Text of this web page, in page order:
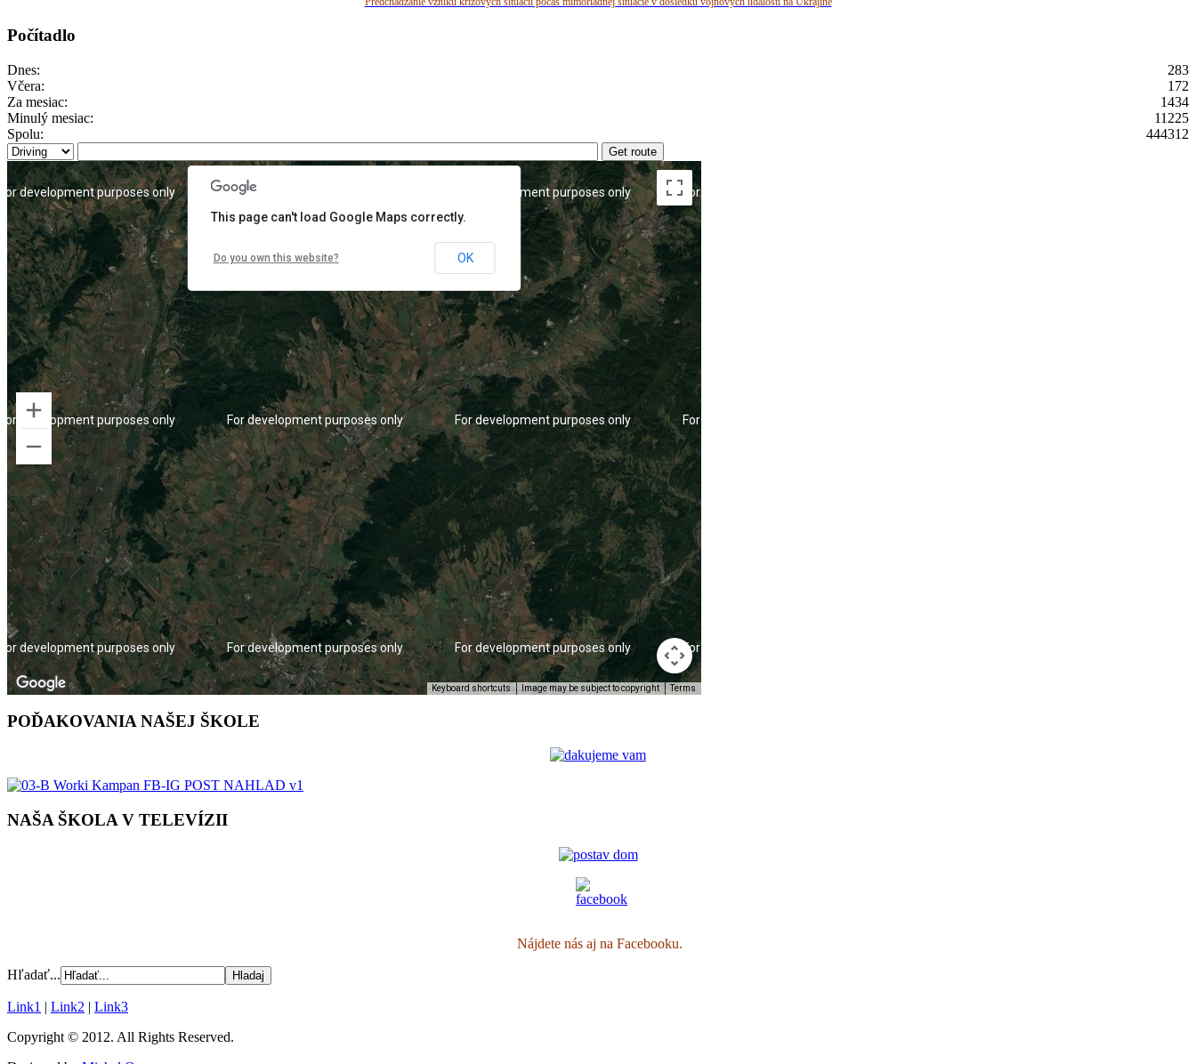
Počítadlo
Dnes:
283
Včera:
172
Za mesiac:
1434
Minulý mesiac:
11225
Spolu:
444312
Get route
For development purposes only
For development purposes only
For development purposes only
For development purposes only
For development purposes only
For development purposes only
For development purposes only
For development purposes only
For development purposes only
For development purposes only
For development purposes only
For development purposes only
Keyboard shortcuts Image may be subject to copyright Terms
This page can't load Google Maps correctly.
Do you own this website? OK
POĎAKOVANIA NAŠEJ ŠKOLE
NAŠA ŠKOLA V TELEVÍZII
Nájdete nás aj na Facebooku.
Hľadať...
Link1 | Link2 | Link3
Copyright © 2012. All Rights Reserved.